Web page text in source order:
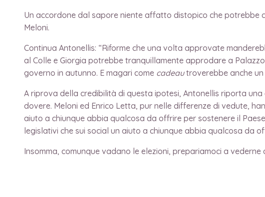
Un accordone dal sapore niente affatto distopico che potrebbe
Meloni.
Continua Antonellis: “Riforme che una volta approvate
al Colle e Giorgia potrebbe tranquillamente approdare a
governo in autunno. E magari come cadeautroverebbe anche
A riprova della credibilità di questa ipotesi, Antonellis riporta
dovere. Meloni ed Enrico Letta, pur nelle differenze di vedute,
aiuto a chiunque abbia qualcosa da offrire per sostenere il
legislativi che sui social un aiuto a chiunque abbia qualcosa da
Insomma, comunque vadano le elezioni, prepariamoci a